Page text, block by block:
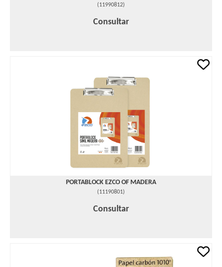
(11990812)
Consultar
PORTABLOCK EZCO OF MADERA
(11190801)
Consultar